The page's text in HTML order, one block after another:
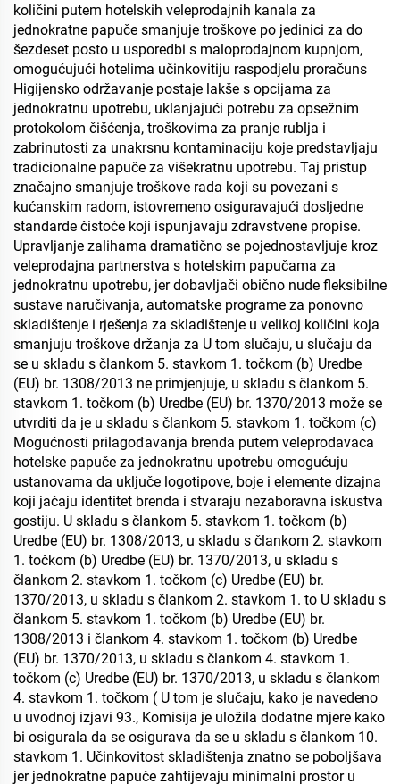
količini putem hotelskih veleprodajnih kanala za
jednokratne papuče smanjuje troškove po jedinici za do
šezdeset posto u usporedbi s maloprodajnom kupnjom,
omogućujući hotelima učinkovitiju raspodjelu proračuns
Higijensko održavanje postaje lakše s opcijama za
jednokratnu upotrebu, uklanjajući potrebu za opsežnim
protokolom čišćenja, troškovima za pranje rublja i
zabrinutosti za unakrsnu kontaminaciju koje predstavljaju
tradicionalne papuče za višekratnu upotrebu. Taj pristup
značajno smanjuje troškove rada koji su povezani s
kućanskim radom, istovremeno osiguravajući dosljedne
standarde čistoće koji ispunjavaju zdravstvene propise.
Upravljanje zalihama dramatično se pojednostavljuje kroz
veleprodajna partnerstva s hotelskim papučama za
jednokratnu upotrebu, jer dobavljači obično nude fleksibilne
sustave naručivanja, automatske programe za ponovno
skladištenje i rješenja za skladištenje u velikoj količini koja
smanjuju troškove držanja za U tom slučaju, u slučaju da
se u skladu s člankom 5. stavkom 1. točkom (b) Uredbe
(EU) br. 1308/2013 ne primjenjuje, u skladu s člankom 5.
stavkom 1. točkom (b) Uredbe (EU) br. 1370/2013 može se
utvrditi da je u skladu s člankom 5. stavkom 1. točkom (c)
Mogućnosti prilagođavanja brenda putem veleprodavaca
hotelske papuče za jednokratnu upotrebu omogućuju
ustanovama da uključe logotipove, boje i elemente dizajna
koji jačaju identitet brenda i stvaraju nezaboravna iskustva
gostiju. U skladu s člankom 5. stavkom 1. točkom (b)
Uredbe (EU) br. 1308/2013, u skladu s člankom 2. stavkom
1. točkom (b) Uredbe (EU) br. 1370/2013, u skladu s
člankom 2. stavkom 1. točkom (c) Uredbe (EU) br.
1370/2013, u skladu s člankom 2. stavkom 1. to U skladu s
člankom 5. stavkom 1. točkom (b) Uredbe (EU) br.
1308/2013 i člankom 4. stavkom 1. točkom (b) Uredbe
(EU) br. 1370/2013, u skladu s člankom 4. stavkom 1.
točkom (c) Uredbe (EU) br. 1370/2013, u skladu s člankom
4. stavkom 1. točkom ( U tom je slučaju, kako je navedeno
u uvodnoj izjavi 93., Komisija je uložila dodatne mjere kako
bi osigurala da se osigurava da se u skladu s člankom 10.
stavkom 1. Učinkovitost skladištenja znatno se poboljšava
jer jednokratne papuče zahtijevaju minimalni prostor u